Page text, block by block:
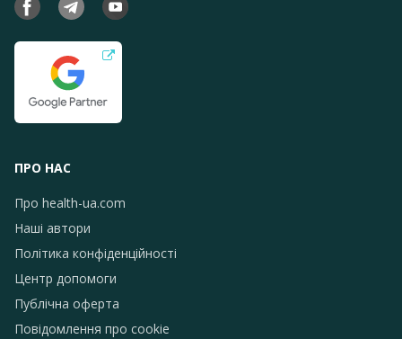
ПРО НАС
Про health-ua.com
Наші автори
Політика конфіденційності
Центр допомоги
Публічна оферта
Повідомлення про сookie